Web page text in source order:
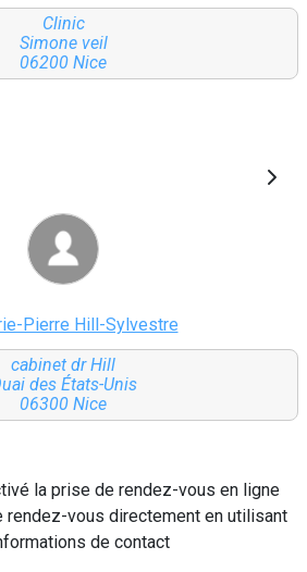
Clinic
Simone veil
06200 Nice
Pierre Hill-Sylvestre
cabinet dr Hill
des États-Unis
06300 Nice
la prise de rendez-vous en ligne
rendez-vous directement en utilisant
de contact